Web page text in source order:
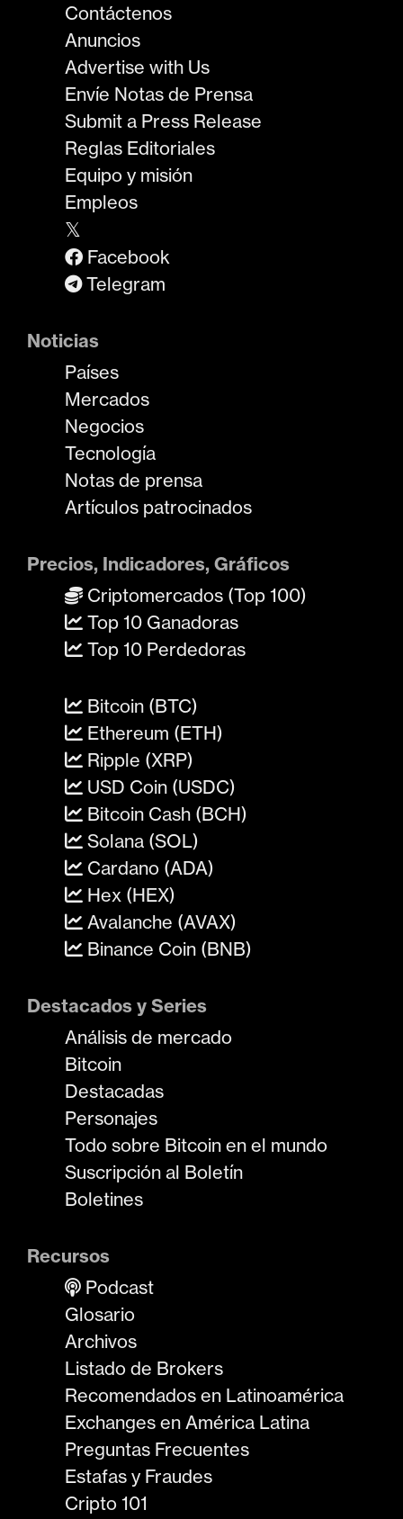
Contáctenos
Anuncios
Advertise with Us
Envíe Notas de Prensa
Submit a Press Release
Reglas Editoriales
Equipo y misión
Empleos
𝕏
Facebook
Telegram
Noticias
Países
Mercados
Negocios
Tecnología
Notas de prensa
Artículos patrocinados
Precios, Indicadores, Gráficos
Criptomercados (Top 100)
Top 10 Ganadoras
Top 10 Perdedoras
Bitcoin (BTC)
Ethereum (ETH)
Ripple (XRP)
USD Coin (USDC)
Bitcoin Cash (BCH)
Solana (SOL)
Cardano (ADA)
Hex (HEX)
Avalanche (AVAX)
Binance Coin (BNB)
Destacados y Series
Análisis de mercado
Bitcoin
Destacadas
Personajes
Todo sobre Bitcoin en el mundo
Suscripción al Boletín
Boletines
Recursos
Podcast
Glosario
Archivos
Listado de Brokers
Recomendados en Latinoamérica
Exchanges en América Latina
Preguntas Frecuentes
Estafas y Fraudes
Cripto 101